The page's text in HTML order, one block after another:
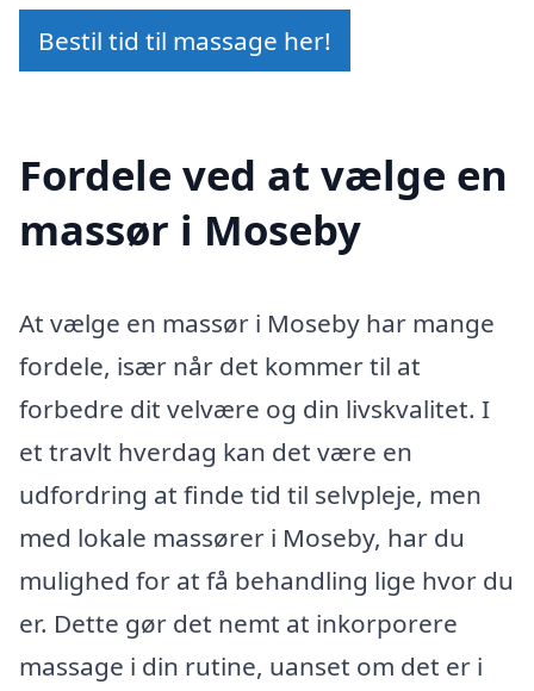
Bestil tid til massage her!
Fordele ved at vælge en
massør i Moseby
At vælge en massør i Moseby har mange
fordele, især når det kommer til at
forbedre dit velvære og din livskvalitet. I
et travlt hverdag kan det være en
udfordring at finde tid til selvpleje, men
med lokale massører i Moseby, har du
mulighed for at få behandling lige hvor du
er. Dette gør det nemt at inkorporere
massage i din rutine, uanset om det er i